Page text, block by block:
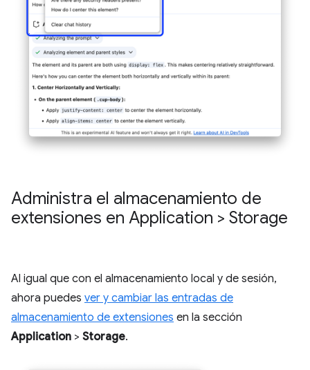
Administra el almacenamiento de
extensiones en Application > Storage
Al igual que con el almacenamiento local y de sesión,
ahora puedes ver y cambiar las entradas de
almacenamiento de extensiones en la sección
Application > Storage.